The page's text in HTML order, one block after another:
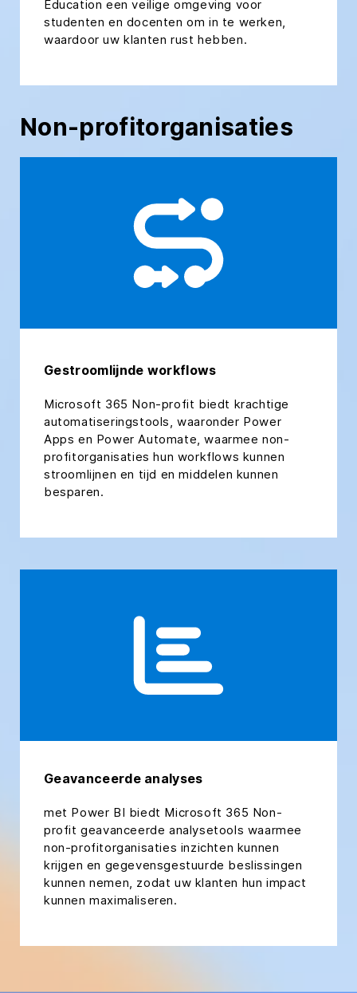
Education een veilige omgeving voor
studenten en docenten om in te werken,
waardoor uw klanten rust hebben.
Non-profitorganisaties
Gestroomlijnde workflows
Microsoft 365 Non-profit biedt krachtige
automatiseringstools, waaronder Power
Apps en Power Automate, waarmee non-
profitorganisaties hun workflows kunnen
stroomlijnen en tijd en middelen kunnen
besparen.
Geavanceerde analyses
met Power BI biedt Microsoft 365 Non-
profit geavanceerde analysetools waarmee
non-profitorganisaties inzichten kunnen
krijgen en gegevensgestuurde beslissingen
kunnen nemen, zodat uw klanten hun impact
kunnen maximaliseren.